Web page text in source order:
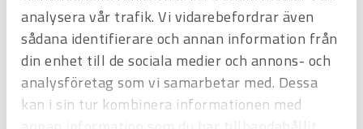
analysera vår trafik. Vi vidarebefordrar även
sådana identifierare och annan information från
din enhet till de sociala medier och annons- och
analysföretag som vi samarbetar med. Dessa
kan i sin tur kombinera informationen med
Favorit Varukorg
Hyrprodukt
Hyrprodukt